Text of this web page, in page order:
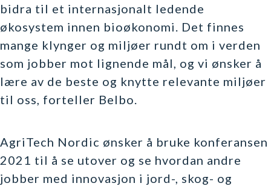
bidra til et internasjonalt ledende
økosystem innen bioøkonomi. Det finnes
mange klynger og miljøer rundt om i verden
som jobber mot lignende mål, og vi ønsker å
lære av de beste og knytte relevante miljøer
til oss, forteller Belbo.
AgriTech Nordic ønsker å bruke konferansen
2021 til å se utover og se hvordan andre
jobber med innovasjon i jord-, skog- og